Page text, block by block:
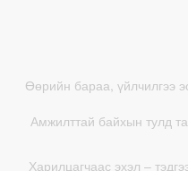
Өөрийн бараа, үйлчилгээ
Амжилттай байхын тулд
Харилцагчаас эхэл –